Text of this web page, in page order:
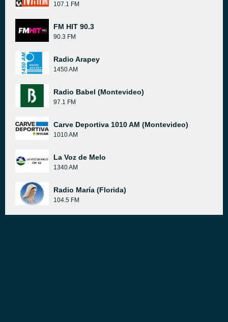
107.1 FM
FM HIT 90.3
90.3 FM
Radio Arapey
1450 AM
Radio Babel (Montevideo)
97.1 FM
Carve Deportiva 1010 AM (Montevideo)
1010 AM
La Voz de Melo
1340 AM
Radio María (Florida)
104.5 FM